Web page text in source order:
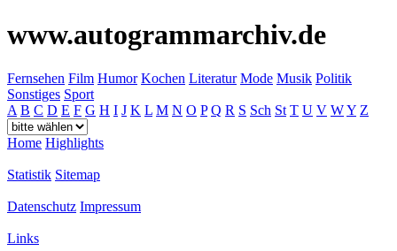
www.autogrammarchiv.de
Fernsehen Film Humor Kochen Literatur Mode Musik Politik
Sonstiges Sport
A B C D E F G H I J K L M N O P Q R S Sch St T U V WY Z
Home Highlights
Statistik Sitemap
Datenschutz Impressum
Links